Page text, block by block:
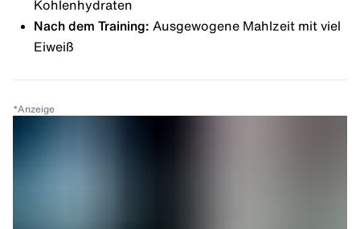
Kohlenhydraten
Nach dem Training: Ausgewogene Mahlzeit mit viel
Eiweiß
*Anzeige